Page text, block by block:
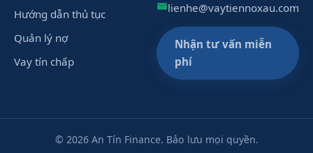
Hướng dẫn thủ tục
Quản lý nợ
Vay tín chấp
lienhe@vaytiennoxau.com
Nhận tư vấn miễn
phí
© 2026 An Tín Finance. Bảo lưu mọi quyền.